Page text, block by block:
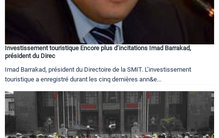
Investissement touristique Encore plus d’incitations Imad Barrakad,
président du Direc
Imad Barrakad, président du Directoire de la SMIT. L’investissement
touristique a enregistré durant les cinq dernières ann&e...